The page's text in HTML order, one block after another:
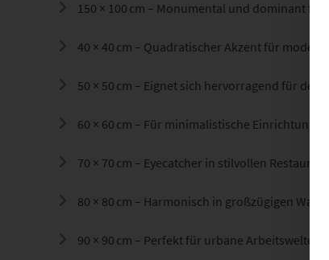
150 × 100 cm – Monumental und dominant für
40 × 40 cm – Quadratischer Akzent für
50 × 50 cm – Eignet sich hervorragend für
60 × 60 cm – Für minimalistische Einrichtungen
70 × 70 cm – Eyecatcher in stilvollen
80 × 80 cm – Harmonisch in großzügigen
90 × 90 cm – Perfekt für urbane Arbeitswelten